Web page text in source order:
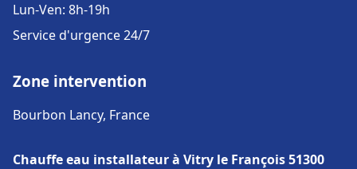
Lun-Ven: 8h-19h
Service d'urgence 24/7
Zone intervention
Bourbon Lancy, France
Chauffe eau installateur à Vitry le François 51300